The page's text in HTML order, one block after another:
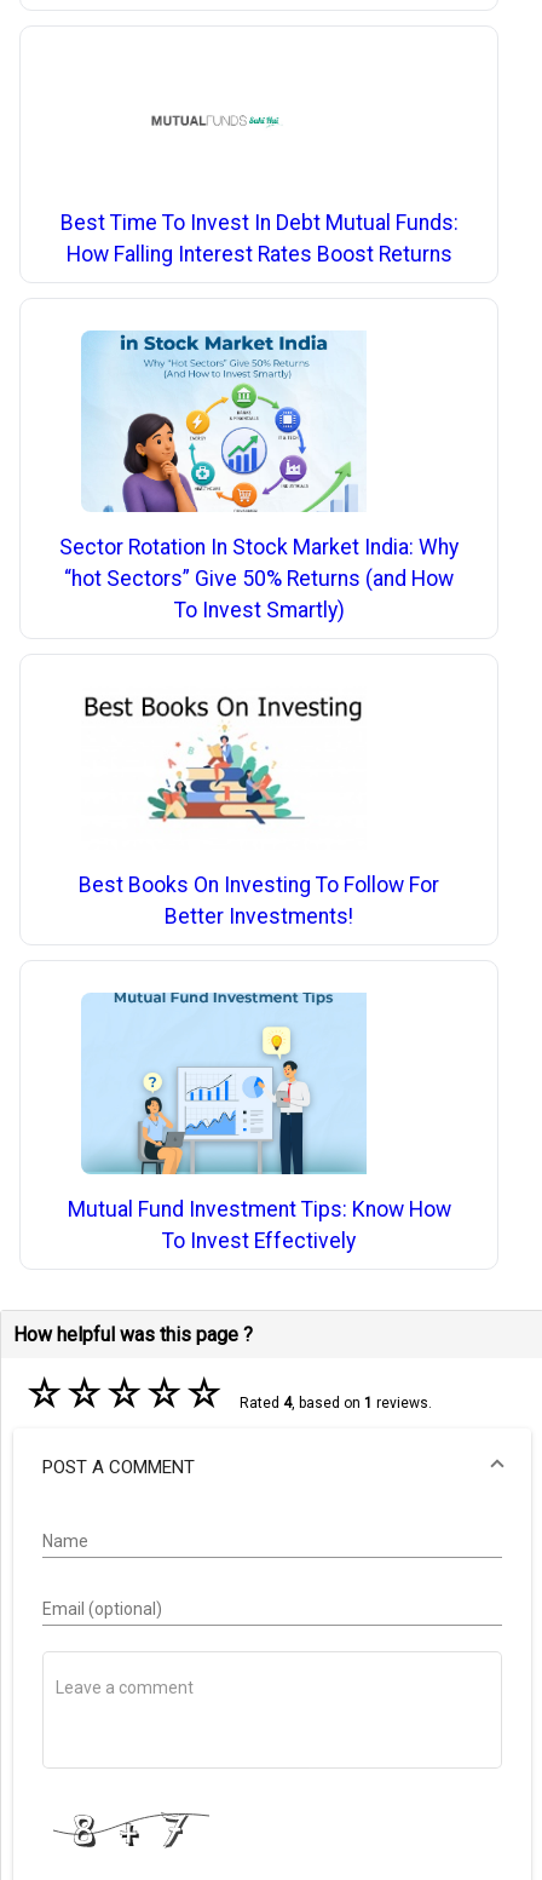
Best Time To Invest In Debt Mutual Funds:
How Falling Interest Rates Boost Returns
Sector Rotation In Stock Market India: Why
“hot Sectors” Give 50% Returns (and How
To Invest Smartly)
Best Books On Investing To Follow For
Better Investments!
Mutual Fund Investment Tips: Know How
To Invest Effectively
How helpful was this page ?
☆☆☆☆☆ Rated 4, based on 1 reviews.
POST A COMMENT
Name
Email (optional)